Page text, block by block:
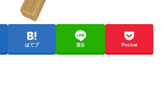
はてブ 送る Pocket